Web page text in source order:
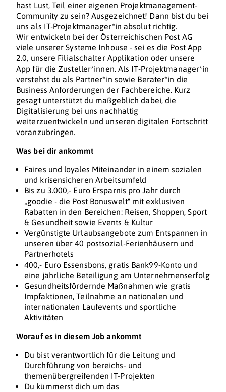
hast Lust, Teil einer eigenen Projektmanagement-
Community zu sein? Ausgezeichnet! Dann bist du bei
uns als IT-Projektmanager*in absolut richtig.
Wir entwickeln bei der Österreichischen Post AG
viele unserer Systeme Inhouse - sei es die Post App
2.0, unsere Filialschalter Applikation oder unsere
App für die Zusteller*innen. Als IT-Projektmanager*in
verstehst du als Partner*in sowie Berater*in die
Business Anforderungen der Fachbereiche. Kurz
gesagt unterstützt du maßgeblich dabei, die
Digitalisierung bei uns nachhaltig
weiterzuentwickeln und unseren digitalen Fortschritt
voranzubringen.
Was bei dir ankommt
Faires und loyales Miteinander in einem sozialen
und krisensicheren Arbeitsumfeld
Bis zu 3.000,- Euro Ersparnis pro Jahr durch
„goodie - die Post Bonuswelt" mit exklusiven
Rabatten in den Bereichen: Reisen, Shoppen, Sport
& Gesundheit sowie Events & Kultur
Vergünstigte Urlaubsangebote zum Entspannen in
unseren über 40 postsozial-Ferienhäusern und
Partnerhotels
400,- Euro Essensbons, gratis Bank99-Konto und
eine jährliche Beteiligung am Unternehmenserfolg
Gesundheitsfördernde Maßnahmen wie gratis
Impfaktionen, Teilnahme an nationalen und
internationalen Laufevents und sportliche
Aktivitäten
Worauf es in diesem Job ankommt
Du bist verantwortlich für die Leitung und
Durchführung von bereichs- und
themenübergreifenden IT-Projekten
Du kümmerst dich um das